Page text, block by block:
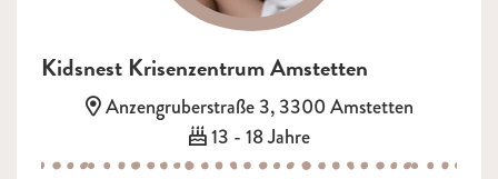
Kidsnest Krisenzentrum Amstetten
Adresse:
Anzengruberstraße 3, 3300 Amstetten
Alter:
13 - 18 Jahre